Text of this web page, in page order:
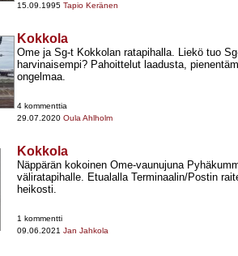
15.09.1995 Tapio Keränen
Kokkola
Ome ja Sg-​t Kokkolan ratapihalla. Liekö tuo
harvinaisempi? Pahoittelut laadusta,
ongelmaa.
4 kommenttia
29.07.2020 Oula Ahlholm
Kokkola
Näppärän kokoinen Ome-​vaunujuna
väliratapihalle. Etualalla Terminaalin/Postin
heikosti.
1 kommentti
09.06.2021 Jan Jahkola